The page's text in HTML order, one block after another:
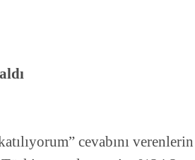
cevabını verenlerin